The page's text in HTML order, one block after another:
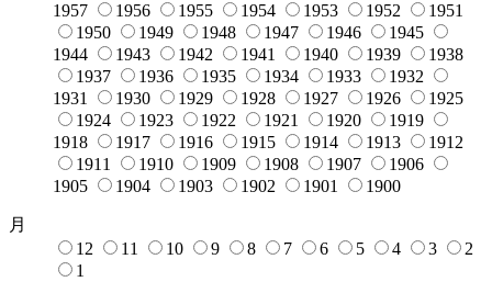
1957
1956 1955 1954 1953 1952
1951
1950
1949 1948 1947 1946
1945
1944
1943 1942 1941 1940 1939
1938
1937
1936 1935 1934 1933
1932
1931
1930 1929 1928 1927 1926
1925
1924
1923 1922 1921 1920
1919
1918
1917 1916 1915 1914 1913
1912
1911
1910 1909 1908 1907
1906
1905
1904 1903 1902 1901 1900
月
12
11 10 9 8 7 6 5 4 3
2
1